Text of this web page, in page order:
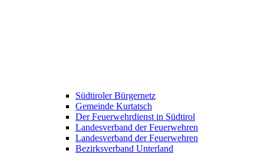
Südtiroler Bürgernetz
Gemeinde Kurtatsch
Der Feuerwehrdienst in Südtirol
Landesverband der Feuerwehren
Landesverband der Feuerwehren
Bezirksverband Unterland